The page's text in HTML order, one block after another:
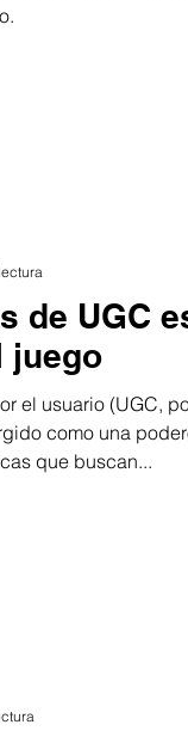
de UGC
juego
el usuario (UGC,
como una
que buscan...